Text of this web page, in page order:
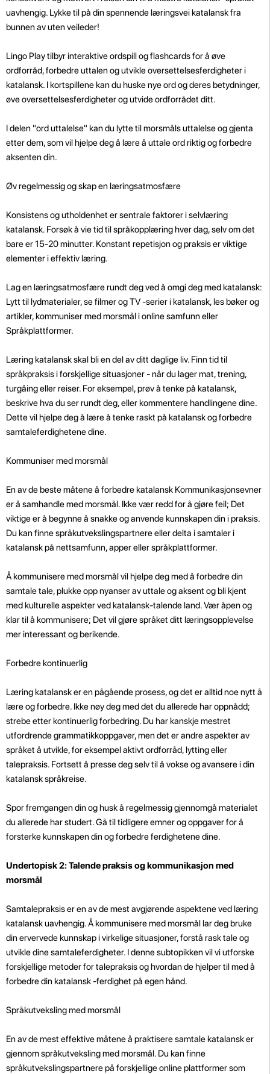
uavhengig. Lykke til på din spennende læringsvei katalansk fra
bunnen av uten veileder!
Lingo Play tilbyr interaktive ordspill og flashcards for å øve
ordforråd, forbedre uttalen og utvikle oversettelsesferdigheter i
katalansk. I kortspillene kan du huske nye ord og deres betydninger,
øve oversettelsesferdigheter og utvide ordforrådet ditt.
I delen "ord uttalelse" kan du lytte til morsmåls uttalelse og gjenta
etter dem, som vil hjelpe deg å lære å uttale ord riktig og forbedre
aksenten din.
Øv regelmessig og skap en læringsatmosfære
Konsistens og utholdenhet er sentrale faktorer i selvlæring
katalansk. Forsøk å vie tid til språkopplæring hver dag, selv om det
bare er 15-20 minutter. Konstant repetisjon og praksis er viktige
elementer i effektiv læring.
Lag en læringsatmosfære rundt deg ved å omgi deg med katalansk:
Lytt til lydmaterialer, se filmer og TV -serier i katalansk, les bøker og
artikler, kommuniser med morsmål i online samfunn eller
Språkplattformer.
Læring katalansk skal bli en del av ditt daglige liv. Finn tid til
språkpraksis i forskjellige situasjoner - når du lager mat, trening,
turgåing eller reiser. For eksempel, prøv å tenke på katalansk,
beskrive hva du ser rundt deg, eller kommentere handlingene dine.
Dette vil hjelpe deg å lære å tenke raskt på katalansk og forbedre
samtaleferdighetene dine.
Kommuniser med morsmål
En av de beste måtene å forbedre katalansk Kommunikasjonsevner
er å samhandle med morsmål. Ikke vær redd for å gjøre feil; Det
viktige er å begynne å snakke og anvende kunnskapen din i praksis.
Du kan finne språkutvekslingspartnere eller delta i samtaler i
katalansk på nettsamfunn, apper eller språkplattformer.
Å kommunisere med morsmål vil hjelpe deg med å forbedre din
samtale tale, plukke opp nyanser av uttale og aksent og bli kjent
med kulturelle aspekter ved katalansk-talende land. Vær åpen og
klar til å kommunisere; Det vil gjøre språket ditt læringsopplevelse
mer interessant og berikende.
Forbedre kontinuerlig
Læring katalansk er en pågående prosess, og det er alltid noe nytt å
lære og forbedre. Ikke nøy deg med det du allerede har oppnådd;
strebe etter kontinuerlig forbedring. Du har kanskje mestret
utfordrende grammatikkoppgaver, men det er andre aspekter av
språket å utvikle, for eksempel aktivt ordforråd, lytting eller
talepraksis. Fortsett å presse deg selv til å vokse og avansere i din
katalansk språkreise.
Spor fremgangen din og husk å regelmessig gjennomgå materialet
du allerede har studert. Gå til tidligere emner og oppgaver for å
forsterke kunnskapen din og forbedre ferdighetene dine.
Undertopisk 2: Talende praksis og kommunikasjon med
morsmål
Samtalepraksis er en av de mest avgjørende aspektene ved læring
katalansk uavhengig. Å kommunisere med morsmål lar deg bruke
din ervervede kunnskap i virkelige situasjoner, forstå rask tale og
utvikle dine samtaleferdigheter. I denne subtopikken vil vi utforske
forskjellige metoder for talepraksis og hvordan de hjelper til med å
forbedre din katalansk -ferdighet på egen hånd.
Språkutveksling med morsmål
En av de mest effektive måtene å praktisere samtale katalansk er
gjennom språkutveksling med morsmål. Du kan finne
språkutvekslingspartnere på forskjellige online plattformer som